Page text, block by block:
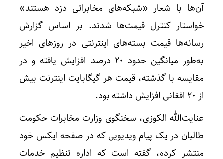
آن‌ها با شعار «شبکه‌های مخابراتی دزد هستند»
خواستار کنترل قیمت‌ها شدند. بر اساس گزارش
رسانه‌ها قیمت بسته‌های اینترنتی در روزهای اخیر
به‌طور میانگین حدود ۲۰ درصد افزایش یافته و در
مقایسه با گذشته، قیمت هر گیگابایت اینترنت بیش
از ۲۰ افغانی افزایش داشته بود.
عنایت‌الله الکوزی، سخنگوی وزارت مخابرات حکومت
طالبان در یک پیام ویدیویی که در صفحه ایکس خود
منتشر کرده، گفته است که اداره تنظیم خدمات